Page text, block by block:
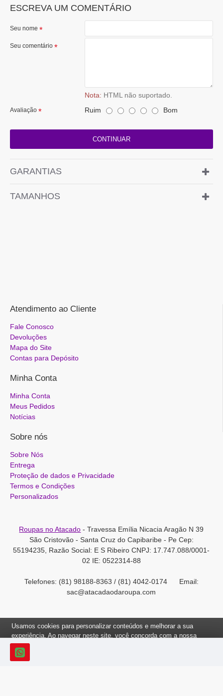
ESCREVA UM COMENTÁRIO
Seu nome
Seu comentário
Nota: HTML não suportado.
Avaliação Ruim Bom
CONTINUAR
GARANTIAS
TAMANHOS
Atendimento ao Cliente
Fale Conosco
Devoluções
Mapa do Site
Contas para Depósito
Minha Conta
Minha Conta
Meus Pedidos
Notícias
Sobre nós
Sobre Nós
Entrega
Proteção de dados e Privacidade
Termos e Condições
Personalizados
Roupas no Atacado - Travessa Emília Nicacia Aragão N 39
São Cristovão - Santa Cruz do Capibaribe - Pe Cep:
55194235, Razão Social: E S Ribeiro CNPJ: 17.747.088/0001-
02 IE: 0522314-88
Telefones: (81) 98188-8363 / (81) 4042-0174 Email:
sac@atacadaodaroupa.com
Roupas no Atacado 2012-2022, Todos os direitos reservados.
Usamos cookies para personalizar conteúdos e melhorar a sua
experiência. Ao navegar neste site, você concorda com a nossa
Política de Cookies.